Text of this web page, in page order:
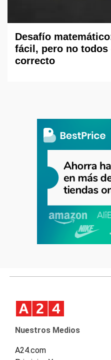
Desafío
fácil, pero no
correcto
Nuestros Medios
A24.com